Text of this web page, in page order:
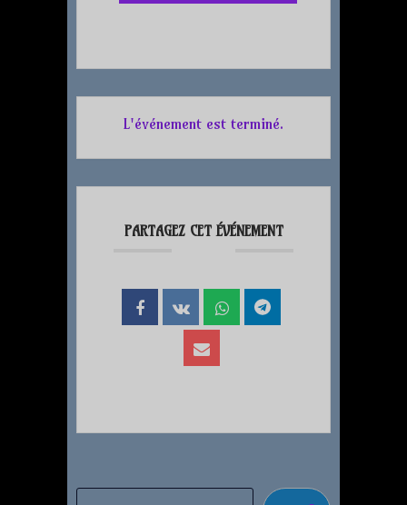
L'événement est terminé.
PARTAGEZ CET ÉVÉNEMENT